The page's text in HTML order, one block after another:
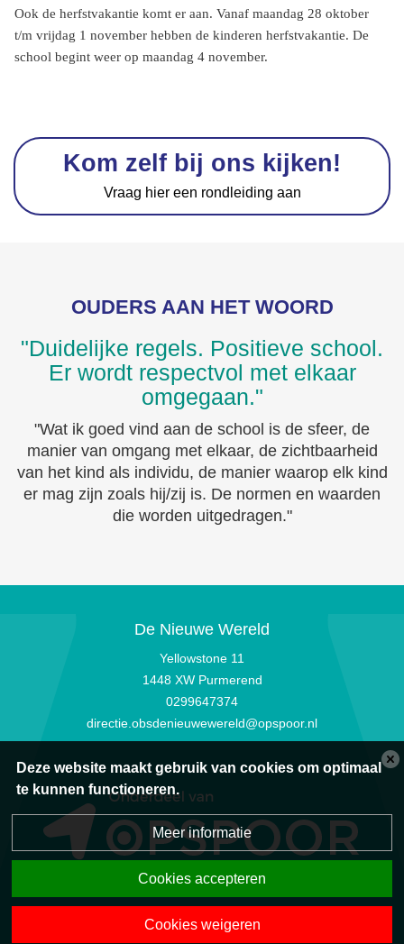
Ook de herfstvakantie komt er aan. Vanaf maandag 28 oktober
t/m vrijdag 1 november hebben de kinderen herfstvakantie. De
school begint weer op maandag 4 november.
Kom zelf bij ons kijken!
Vraag hier een rondleiding aan
OUDERS AAN HET WOORD
"Duidelijke regels. Positieve school.
Er wordt respectvol met elkaar
omgegaan."
"Wat ik goed vind aan de school is de sfeer, de
manier van omgang met elkaar, de zichtbaarheid
van het kind als individu, de manier waarop elk kind
er mag zijn zoals hij/zij is. De normen en waarden
die worden uitgedragen."
De Nieuwe Wereld
Yellowstone 11
1448 XW Purmerend
0299647374
directie.obsdenieuwewereld@opspoor.nl
Deze website maakt gebruik van cookies om optimaal
te kunnen functioneren.
Meer informatie
Cookies accepteren
Cookies weigeren